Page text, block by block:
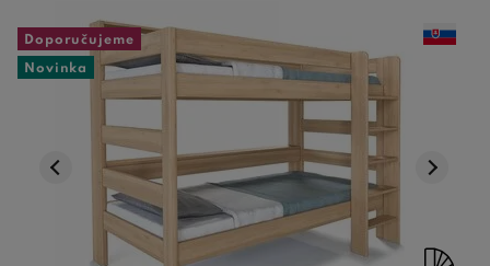
Doporučujeme
Novinka